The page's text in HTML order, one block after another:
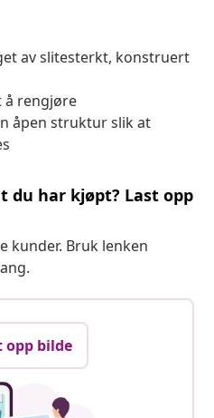
av slitesterkt, konstruert
å rengjøre
åpen struktur slik at
du har kjøpt? Last opp
kunder. Bruk lenken
opp bilde